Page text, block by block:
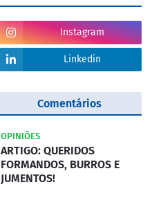
Instagram
Linkedin
Comentários
OPINIÕES
ARTIGO: QUERIDOS
FORMANDOS, BURROS E
JUMENTOS!